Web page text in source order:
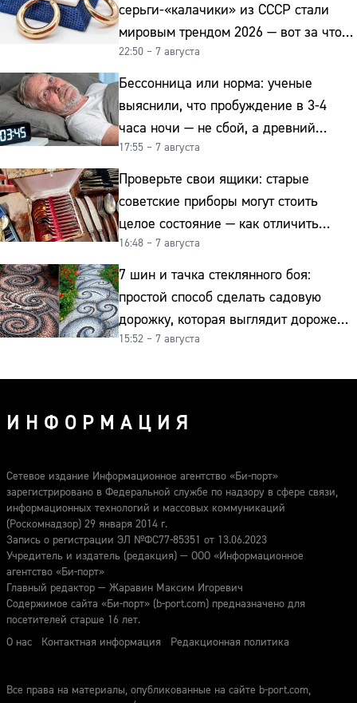
серьги-«калачики» из СССР стали
мировым трендом 2026 — вот за что
их ценят ювелиры
22:50 – 7 августа
Бессонница или норма: ученые
выяснили, что пробуждение в 3-4
часа ночи — не сбой, а древний
биологический ритм
17:55 – 7 августа
Проверьте свои ящики: старые
советские приборы могут стоить
целое состояние — как отличить
подделку от мельхиора
16:48 – 7 августа
7 шин и тачка стеклянного боя:
простой способ сделать садовую
дорожку, которая выглядит дороже
гранита
15:52 – 7 августа
ИНФОРМАЦИЯ
Сетевое издание Информационное агентство «Би-порт»
зарегистрировано в Федеральной службе по надзору в сфере связи,
информационных технологий и массовых коммуникаций
(Роскомнадзор) 29 января 2014 г.
Запись о регистрации ЭЛ №ФС77-85351 от 13.06.2023
Учредитель и издатель (редакция) — ООО «Информационное
агентство «Би-порт»
Главный редактор — Жаравин Максим Игоревич
Содержимое сайта «Би-порт» (b-port.com) предназначено для
посетителей старше 16 лет.
О нас
Контактная информация Редакционная политика
Все права на материалы, опубликованные на сайте b-port.com,